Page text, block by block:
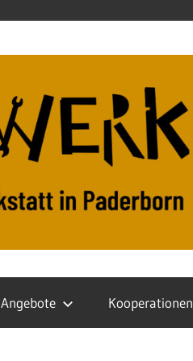
Angebote Kooperationen